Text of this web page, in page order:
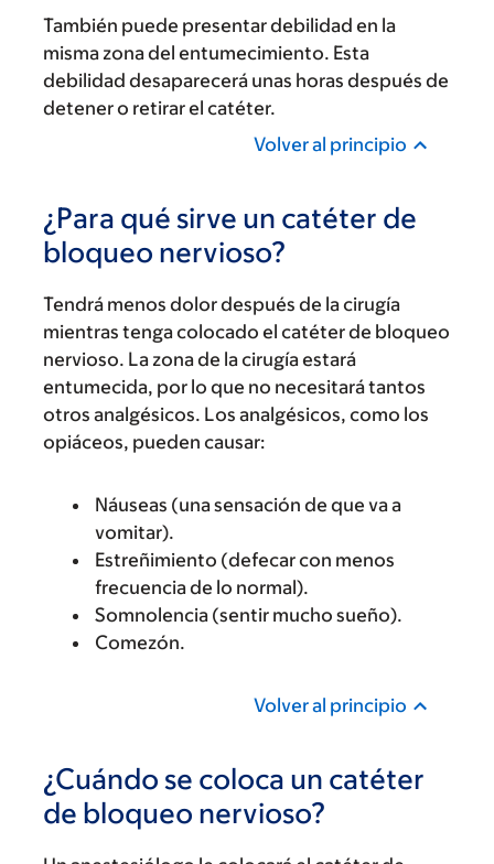
También puede presentar debilidad en la
misma zona del entumecimiento. Esta
debilidad desaparecerá unas horas después de
detener o retirar el catéter.
Volver al principio
¿Para qué sirve un catéter de
bloqueo nervioso?
Tendrá menos dolor después de la cirugía
mientras tenga colocado el catéter de bloqueo
nervioso. La zona de la cirugía estará
entumecida, por lo que no necesitará tantos
otros analgésicos. Los analgésicos, como los
opiáceos, pueden causar:
Náuseas (una sensación de que va a
vomitar).
Estreñimiento (defecar con menos
frecuencia de lo normal).
Somnolencia (sentir mucho sueño).
Comezón.
Volver al principio
¿Cuándo se coloca un catéter
de bloqueo nervioso?